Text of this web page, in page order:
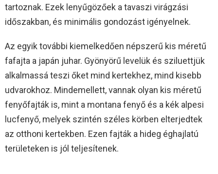
tartoznak. Ezek lenyűgözőek a tavaszi virágzási
időszakban, és minimális gondozást igényelnek.
Az egyik további kiemelkedően népszerű kis méretű
fafajta a japán juhar. Gyönyörű levelük és sziluettjük
alkalmassá teszi őket mind kertekhez, mind kisebb
udvarokhoz. Mindemellett, vannak olyan kis méretű
fenyőfajták is, mint a montana fenyő és a kék alpesi
lucfenyő, melyek szintén széles körben elterjedtek
az otthoni kertekben. Ezen fajták a hideg éghajlatú
területeken is jól teljesítenek.